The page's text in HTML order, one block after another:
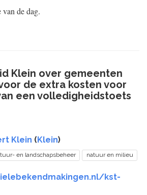
van de dag.
Klein over gemeenten
de extra kosten voor
een volledigheidstoets
Klein (Klein)
en landschapsbeheer natuur en milieu
kst-